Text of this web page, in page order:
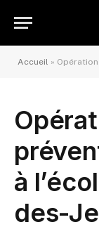
Accueil » Opération
à
des-